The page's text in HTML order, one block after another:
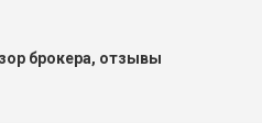
брокера, отзывы